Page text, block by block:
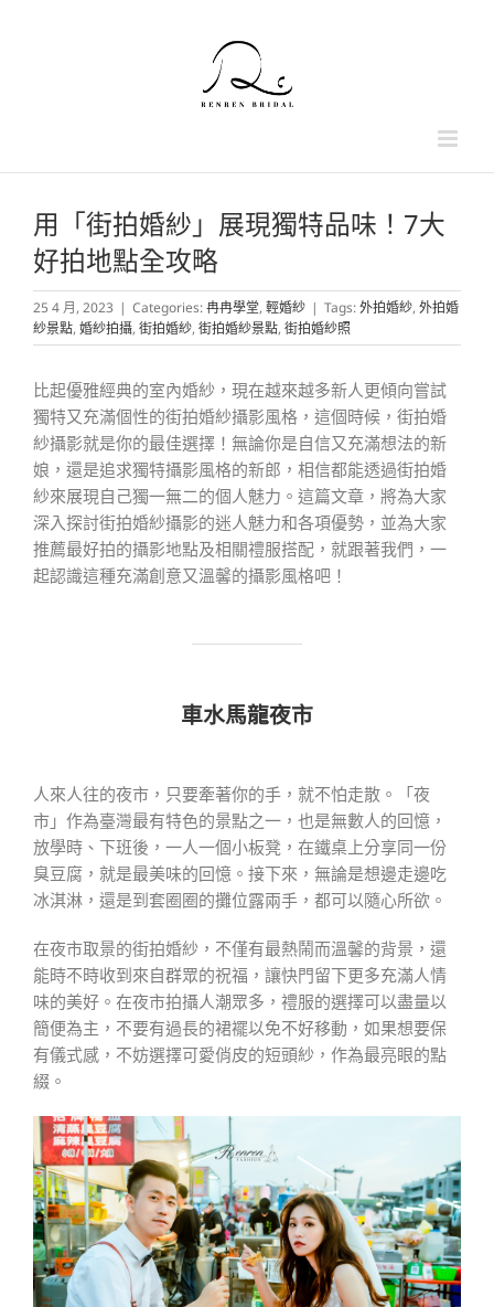
用「街拍婚紗」展現獨特品味！7大
好拍地點全攻略
25 4 月, 2023 | Categories:冉冉學堂, 輕婚紗 | Tags:外拍婚紗, 外拍婚
紗景點, 婚紗拍攝, 街拍婚紗, 街拍婚紗景點, 街拍婚紗照
比起優雅經典的室內婚紗，現在越來越多新人更傾向嘗試
獨特又充滿個性的街拍婚紗攝影風格，這個時候，街拍婚
紗攝影就是你的最佳選擇！無論你是自信又充滿想法的新
娘，還是追求獨特攝影風格的新郎，相信都能透過街拍婚
紗來展現自己獨一無二的個人魅力。這篇文章，將為大家
深入探討街拍婚紗攝影的迷人魅力和各項優勢，並為大家
推薦最好拍的攝影地點及相關禮服搭配，就跟著我們，一
起認識這種充滿創意又溫馨的攝影風格吧！
車水馬龍夜市
人來人往的夜市，只要牽著你的手，就不怕走散。「夜
市」作為臺灣最有特色的景點之一，也是無數人的回憶，
放學時、下班後，一人一個小板凳，在鐵桌上分享同一份
臭豆腐，就是最美味的回憶。接下來，無論是想邊走邊吃
冰淇淋，還是到套圈圈的攤位露兩手，都可以隨心所欲。
在夜市取景的街拍婚紗，不僅有最熱鬧而溫馨的背景，還
能時不時收到來自群眾的祝福，讓快門留下更多充滿人情
味的美好。在夜市拍攝人潮眾多，禮服的選擇可以盡量以
簡便為主，不要有過長的裙襬以免不好移動，如果想要保
有儀式感，不妨選擇可愛俏皮的短頭紗，作為最亮眼的點
綴。